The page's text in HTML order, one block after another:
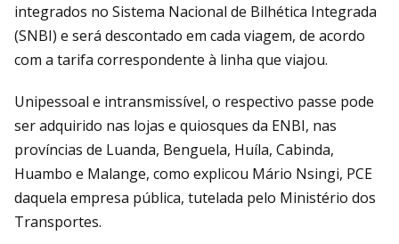
integrados no Sistema Nacional de Bilhética Integrada
(SNBI) e será descontado em cada viagem, de acordo
com a tarifa correspondente à linha que viajou.
Unipessoal e intransmissível, o respectivo passe pode
ser adquirido nas lojas e quiosques da ENBI, nas
províncias de Luanda, Benguela, Huíla, Cabinda,
Huambo e Malange, como explicou Mário Nsingi, PCE
daquela empresa pública, tutelada pelo Ministério dos
Transportes.